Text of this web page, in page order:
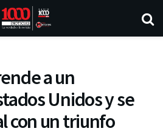
a un
Unidos y se
con un triunfo